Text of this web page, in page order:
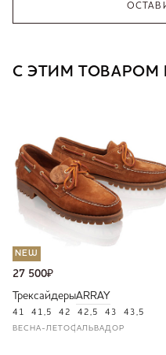
С ЭТИМ ТОВАРОМ
NEW
27 500₽
ТрексайдерыARRAY
41 41,5 42 42,5 43 43,5
ВЕСНА-ЛЕТОСАЛЬВАДОР